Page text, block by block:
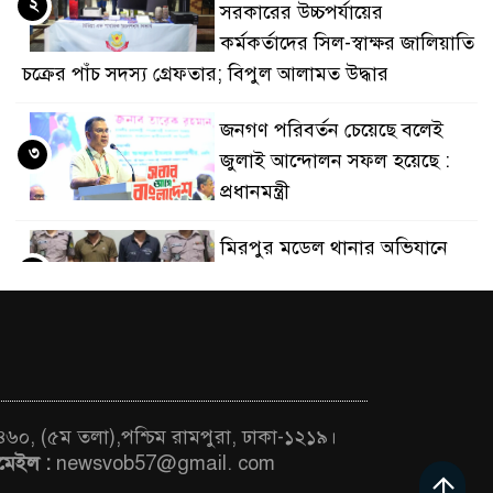
দুইজনকে গ্রেফতার করেছে মিরপুর মডেল থানা পুলিশ
সরকারের উচ্চপর্যায়ের
কর্মকর্তাদের সিল-স্বাক্ষর জালিয়াতি
চক্রের পাঁচ সদস্য গ্রেফতার; বিপুল আলামত উদ্ধার
২
জনগণ পরিবর্তন চেয়েছে বলেই
জুলাই আন্দোলন সফল হয়েছে :
প্রধানমন্ত্রী
৩
মিরপুর মডেল থানার অভিযানে
দুইজনকে গ্রেফতার করেছে গুলশান
থানা পুলিশ
(৫ম তলা),পশ্চিম রামপুরা, ঢাকা-১২১৯।
: newsvob57@gmail. com